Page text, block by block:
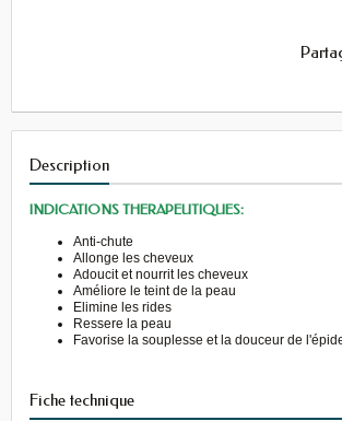
Description
INDICATIONS THERAPEUTIQUES:
Anti-chute
Allonge les cheveux
Adoucit et nourrit les cheveux
Améliore le teint de la peau
Elimine les rides
Ressere la peau
Favorise la souplesse et la douceur de
Fiche technique